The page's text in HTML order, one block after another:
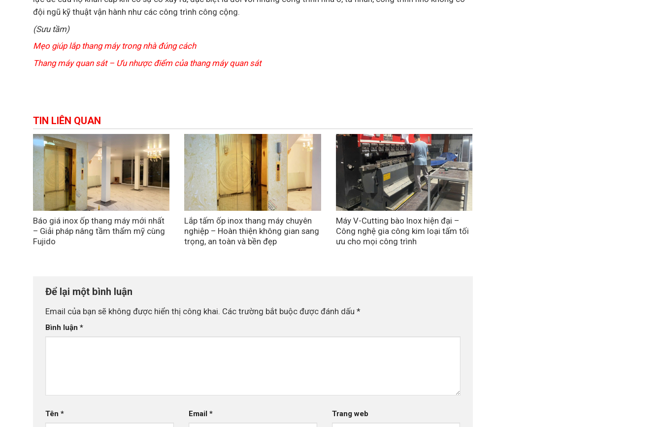
đội ngũ kỹ thuật vận hành như các công trình công cộng.
(Sưu tầm)
Mẹo giúp lắp thang máy trong nhà đúng cách
Thang máy quan sát – Ưu nhược điểm của thang máy quan sát
TIN LIÊN QUAN
Báo giá inox ốp thang máy mới nhất
– Giải pháp nâng tầm thẩm mỹ cùng
Fujido
Lắp tấm ốp inox thang máy chuyên
nghiệp – Hoàn thiện không gian sang
trọng, an toàn và bền đẹp
Máy V-Cutting bào Inox hiện đại –
Công nghệ gia công kim loại tấm tối
ưu cho mọi công trình
Để lại một bình luận
Email của bạn sẽ không được hiển thị công khai. Các trường bắt buộc được đánh dấu *
Bình luận *
Tên * Email * Trang web